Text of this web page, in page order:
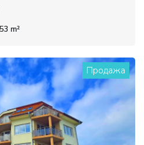
53 m²
Продажа